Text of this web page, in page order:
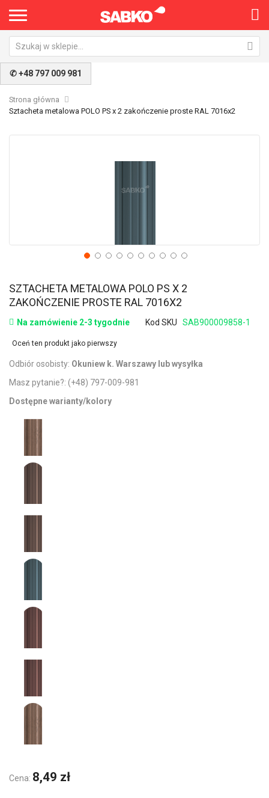
✆ +48 797 009 981
Strona główna
Sztacheta metalowa POLO PS x 2 zakończenie proste RAL 7016x2
SZTACHETA METALOWA POLO PS X 2
ZAKOŃCZENIE PROSTE RAL 7016X2
Na zamówienie 2-3 tygodnie Kod SKU SAB900009858-1
Oceń ten produkt jako pierwszy
Odbiór osobisty: Okuniew k. Warszawy lub wysyłka
Masz pytanie?: (+48) 797-009-981
Dostępne warianty/kolory
Cena: 8,49 zł